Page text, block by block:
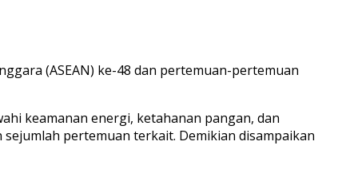
(ASEAN) ke-48 dan pertemuan-pertemuan
keamanan energi, ketahanan pangan, dan
pertemuan terkait. Demikian disampaikan